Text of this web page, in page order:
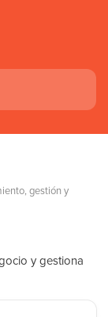
gestión y
y gestiona